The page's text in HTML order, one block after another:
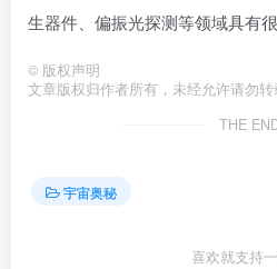
生器件、偏振光探测等领域具有很
© 版权声明
文章版权归作者所有，未经允许请勿转
THE
宇宙奥秘
喜欢就支持